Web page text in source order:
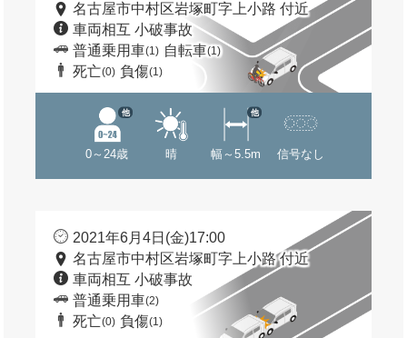
名古屋市中村区岩塚町字上小路 付近
車両相互 小破事故
普通乗用車(1) 自転車(1)
死亡(0) 負傷(1)
0～24歳
他
晴 幅～5.5m
他
信号なし
2021年6月4日(金)17:00
名古屋市中村区岩塚町字上小路 付近
車両相互 小破事故
普通乗用車(2)
死亡(0) 負傷(1)